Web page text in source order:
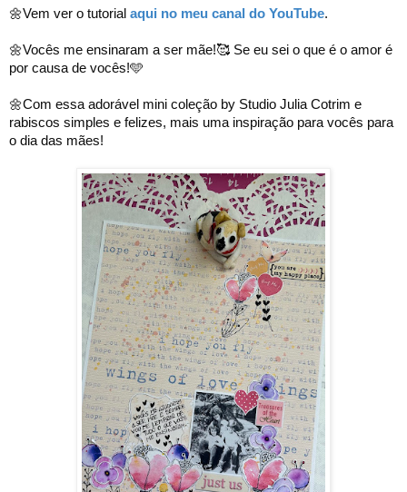
🌼Vem ver o tutorial aqui no meu canal do YouTube.
🌼Vocês me ensinaram a ser mãe!🥰 Se eu sei o que é o amor é
por causa de vocês!🩵
🌼Com essa adorável mini coleção by Studio Julia Cotrim e
rabiscos simples e felizes, mais uma inspiração para vocês para
o dia das mães!